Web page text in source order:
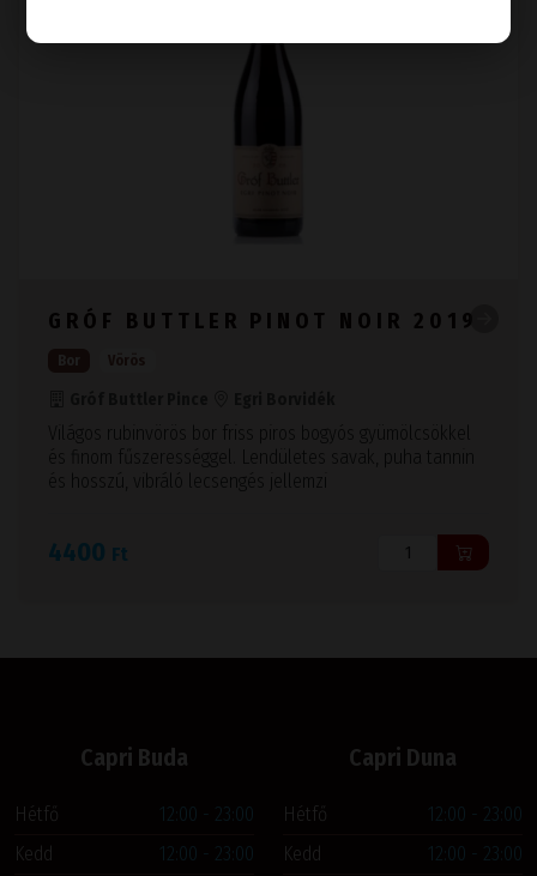
GRÓF BUTTLER PINOT NOIR 2019
Világos rubinvörös bor friss piros bogyós gyümölcsökkel
és finom fűszerességgel. Lendületes savak, puha tannin
és hosszú, vibráló lecsengés jellemzi
4400 Ft
Capri Buda
Hétfő
12:00 - 23:00
Kedd
12:00 - 23:00
Capri Duna
Hétfő
12:00 - 23:00
Kedd
12:00 - 23:00